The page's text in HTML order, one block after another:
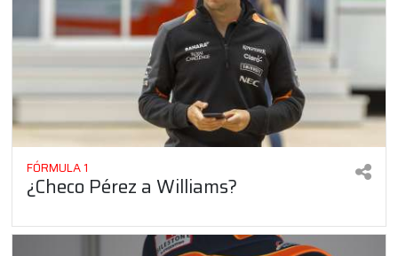
FÓRMULA 1
¿Checo Pérez a Williams?